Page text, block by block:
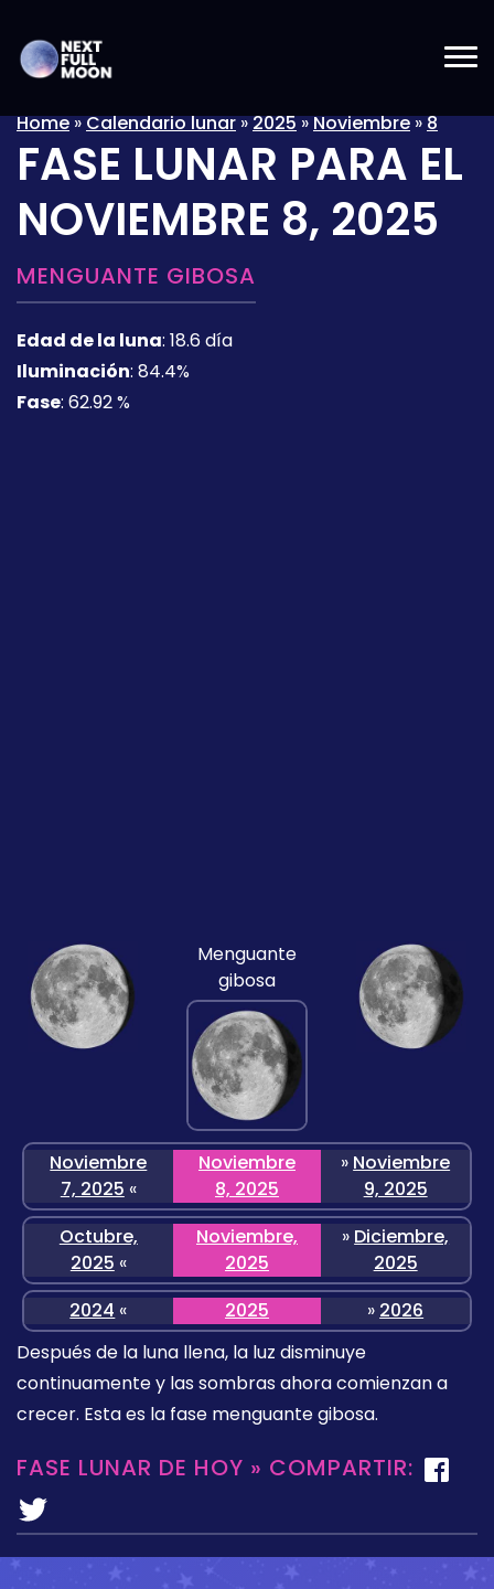
Home»Calendario lunar»2025»Noviembre»8
FASE LUNAR PARA EL
NOVIEMBRE 8, 2025
MENGUANTE GIBOSA
Edad de la luna: 18.6 día
Iluminación: 84.4%
Fase: 62.92 %
Menguante
gibosa
Noviembre
7, 2025 «
Noviembre
8, 2025
» Noviembre
9, 2025
Octubre,
2025 «
Noviembre,
2025
» Diciembre,
2025
2024 « 2025 » 2026
Después de la luna llena, la luz disminuye
continuamente y las sombras ahora comienzan a
crecer. Esta es la fase menguante gibosa.
FASE LUNAR DE HOY » COMPARTIR: